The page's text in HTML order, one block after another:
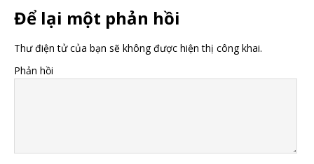
Để lại một phản hồi
Thư điện tử của bạn sẽ không được hiện thị công khai.
Phản hồi